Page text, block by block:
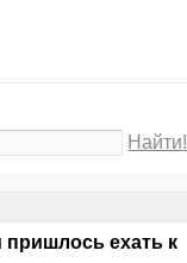
Найти!
ехать к